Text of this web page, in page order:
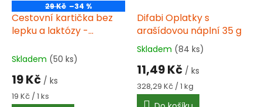
29 Kč –34 %
Cestovní kartička bez
lepku a laktózy -
Skladem (50 ks)
19 Kč / ks
Měrná
19 Kč / 1 ks
Difabi Oplatky s
arašídovou náplní 35 g
Průměrné
hodnocení
produktu
je
3,5
Skladem (84 ks)
11,49 Kč / ks
Měrná
cena:
328,29 Kč / 1 kg